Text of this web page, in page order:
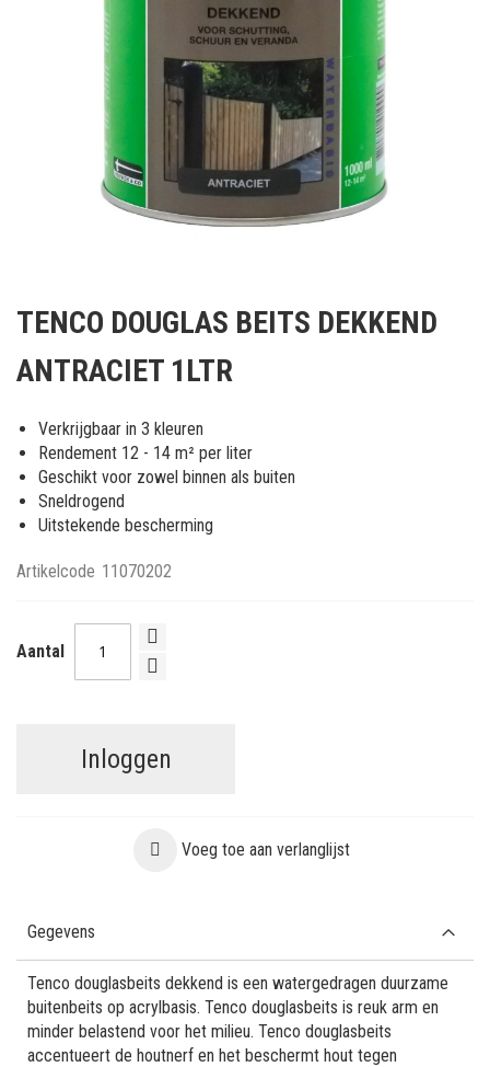
van
afbeeldingen-
gallerij
TENCO DOUGLAS BEITS DEKKEND
ANTRACIET 1LTR
Verkrijgbaar in 3 kleuren
Rendement 12 - 14 m² per liter
Geschikt voor zowel binnen als buiten
Sneldrogend
Uitstekende bescherming
Artikelcode 11070202
Aantal
Inloggen
Voeg toe aan verlanglijst
Gegevens
Tenco douglasbeits dekkend is een watergedragen duurzame
buitenbeits op acrylbasis. Tenco douglasbeits is reuk arm en
minder belastend voor het milieu. Tenco douglasbeits
accentueert de houtnerf en het beschermt hout tegen